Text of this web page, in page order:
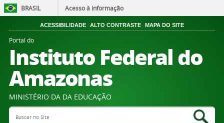
BRASIL Acesso à informação
ACESSIBILIDADE ALTO CONTRASTE MAPA DO SITE
Portal do
Instituto Federal do
Amazonas
MINISTÉRIO DA DA EDUCAÇÃO
Search Site